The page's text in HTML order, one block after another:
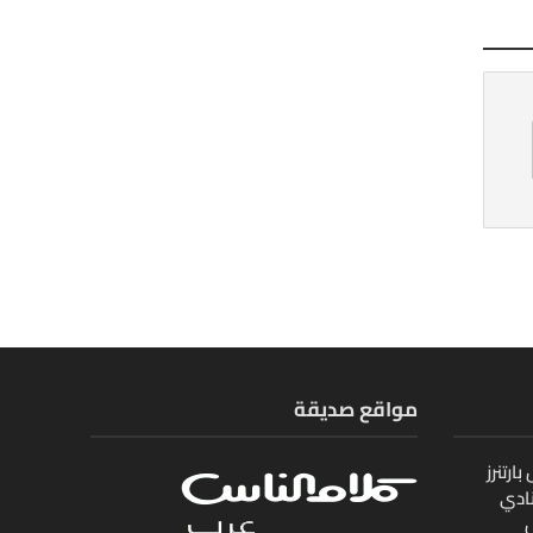
مواقع صديقة